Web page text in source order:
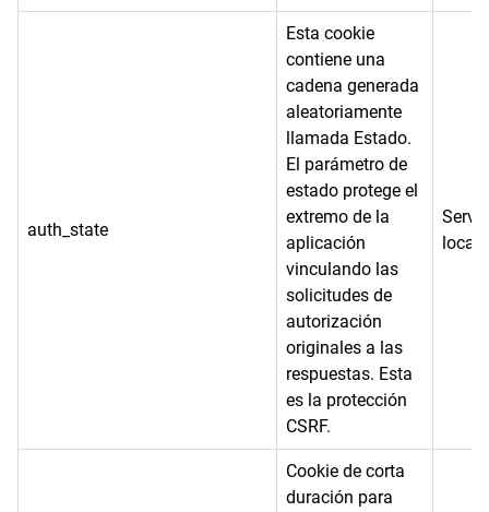
auth_state
Esta cookie
contiene una
cadena generada
aleatoriamente
llamada Estado.
El parámetro de
estado protege el
extremo de la
aplicación
vinculando las
solicitudes de
autorización
originales a las
respuestas. Esta
es la protección
CSRF.
local
Cookie de corta
duración para